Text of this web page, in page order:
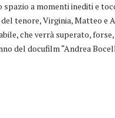
spazio a momenti inediti e
del tenore, Virginia, Matteo e
che verrà superato,
del docufilm “Andrea